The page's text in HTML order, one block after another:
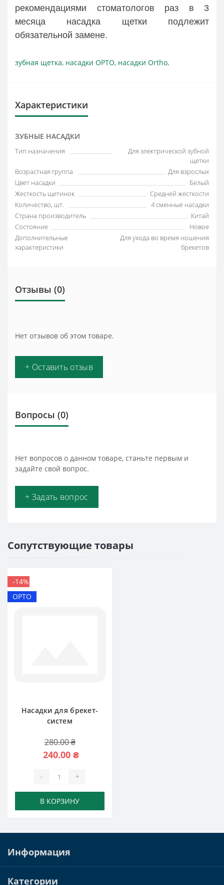
рекомендациями стоматологов раз в 3
месяца насадка щетки подлежит
обязательной замене.
зубная щетка, насадки ОРТО, насадки Ortho,
Характеристики
ЗУБНЫЕ НАСАДКИ
Тип назначения
Для электрической зубной
щетки
Возрастная группа
Для взрослых
Цвет насадки
Белый
Жесткость щетинок
Средней жесткости
Количество, шт.
4 сменные насадки
Страна производитель
Китай
Состояние
Новое
Дополнительные
характеристики
Для ухода во время ношения
брекетов
Отзывы (0)
Нет отзывов об этом товаре.
+ Оставить отзыв
Вопросы (0)
Нет вопросов о данном товаре, станьте первым и
задайте свой вопрос.
+ Задать вопрос
Сопутствующие товары
-14%
ОРТО
Насадки для брекет-
систем
280.00 ₴
240.00 ₴
- +
В КОРЗИНУ
Информация
Категории